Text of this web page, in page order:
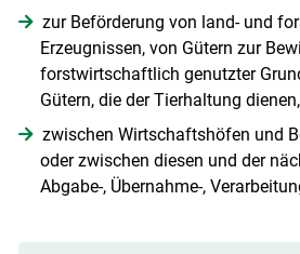
zur Beförderung von land- und
Erzeugnissen, von Gütern zur
forstwirtschaftlich genutzter
Gütern, die der Tierhaltung dienen,
zwischen Wirtschaftshöfen und
oder zwischen diesen und der
Abgabe-, Übernahme-,